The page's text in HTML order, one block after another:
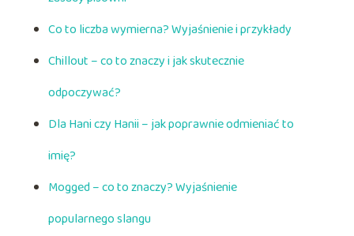
Co to liczba wymierna? Wyjaśnienie i przykłady
Chillout – co to znaczy i jak skutecznie
odpoczywać?
Dla Hani czy Hanii – jak poprawnie odmieniać to
imię?
Mogged – co to znaczy? Wyjaśnienie
popularnego slangu